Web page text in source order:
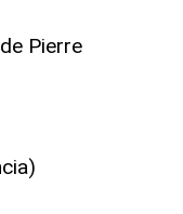
Pierre